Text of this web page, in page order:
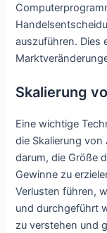
auszuführen. Dies
Skalierung
Eine wichtige
die Skalierung
darum, die Größe
Gewinne zu
Verlusten führen,
und durchgeführt
zu verstehen und